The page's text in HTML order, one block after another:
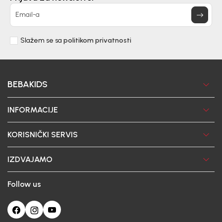
Email-a
Slažem se sa politikom privatnosti
BEBAKIDS
INFORMACIJE
KORISNIČKI SERVIS
IZDVAJAMO
Follow us